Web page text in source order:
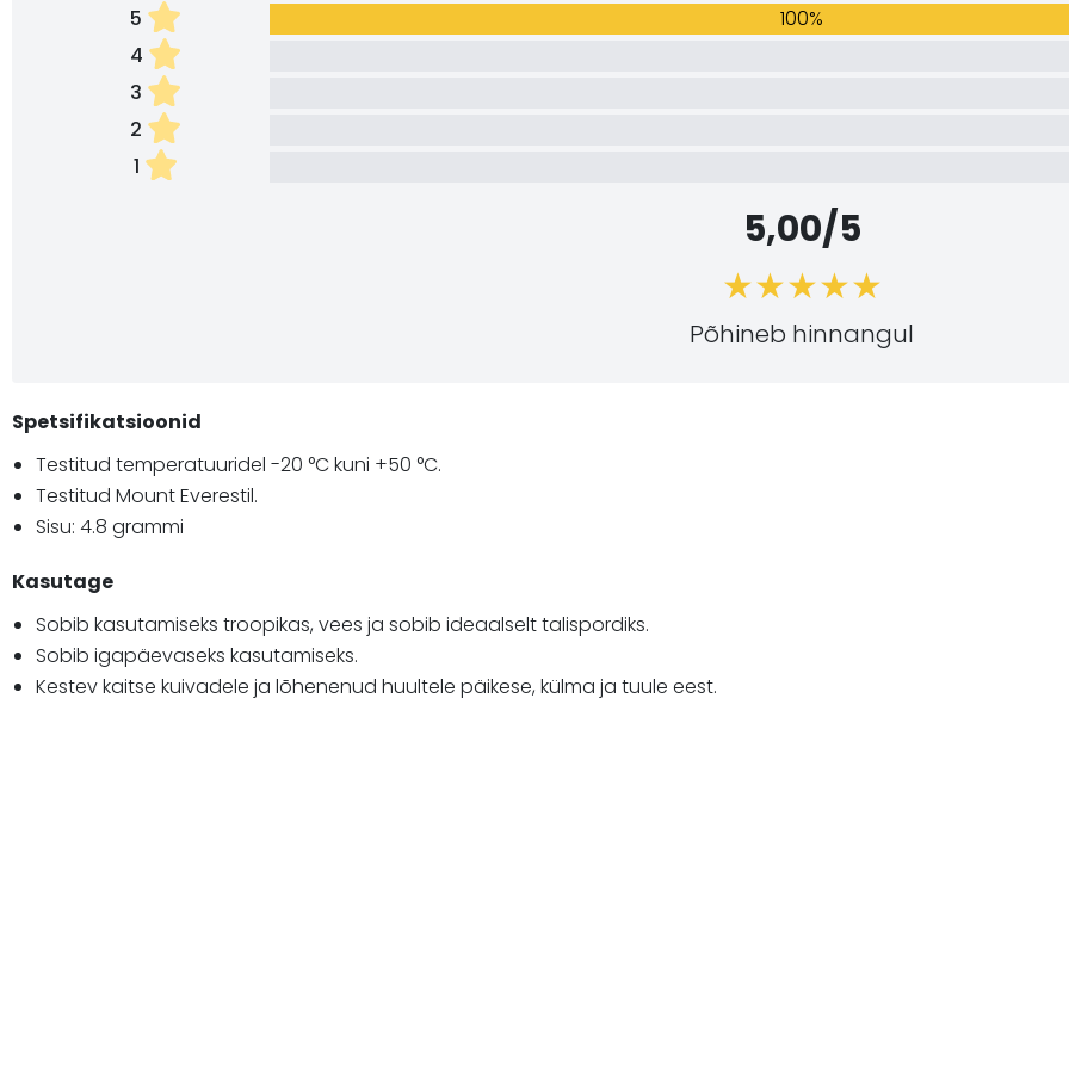
5 100%
4
3
2
1
5,00/5
Põhineb hinnangul
Spetsifikatsioonid
Testitud temperatuuridel -20 °C kuni +50 °C.
Testitud Mount Everestil.
Sisu: 4.8 grammi
Kasutage
Sobib kasutamiseks troopikas, vees ja sobib ideaalselt talispordiks.
Sobib igapäevaseks kasutamiseks.
Kestev kaitse kuivadele ja lõhenenud huultele päikese, külma ja tuule eest.